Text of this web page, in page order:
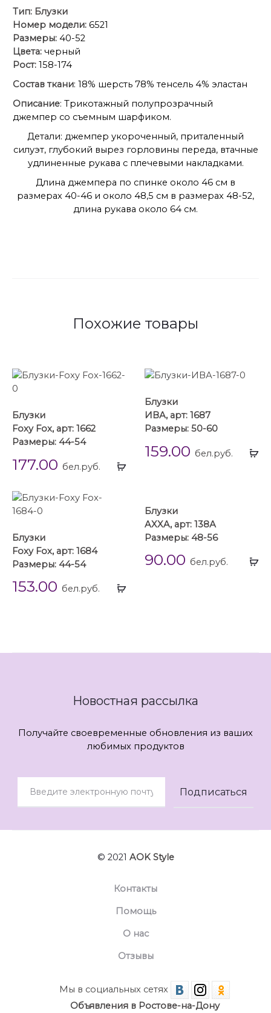
Тип: Блузки
Номер модели: 6521
Размеры: 40-52
Цвета: черный
Рост: 158-174
Состав ткани: 18% шерсть 78% тенсель 4% эластан
Описание: Трикотажный полупрозрачный
джемпер со съемным шарфиком.
Детали: джемпер укороченный, приталенный
силуэт, глубокий вырез горловины переда, втачные
удлиненные рукава с плечевыми накладками.
Длина джемпера по спинке около 46 см в
размерах 40-46 и около 48,5 см в размерах 48-52,
длина рукава около 64 см.
Похожие товары
Выбрать
Блузки
Foxy Fox, арт: 1662
Размеры: 44-54
177.00 бел.руб.
Блузки
ИВА, арт: 1687
Размеры: 50-60
159.00 бел.руб.
Выбрать
Блузки
Foxy Fox, арт: 1684
Размеры: 44-54
153.00 бел.руб.
Блузки
AXXA, арт: 138А
Размеры: 48-56
90.00 бел.руб.
Новостная рассылка
Получайте своевременные обновления из ваших
любимых продуктов
© 2021 AOK Style
Контакты
Помощь
О нас
Отзывы
Мы в социальных сетях
Объявления в Ростове-на-Дону